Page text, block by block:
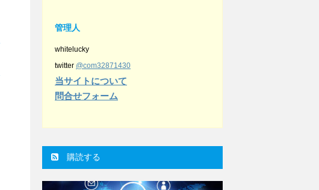
管理人
whitelucky
twitter @com32871430
当サイトについて
問合せフォーム
購読する